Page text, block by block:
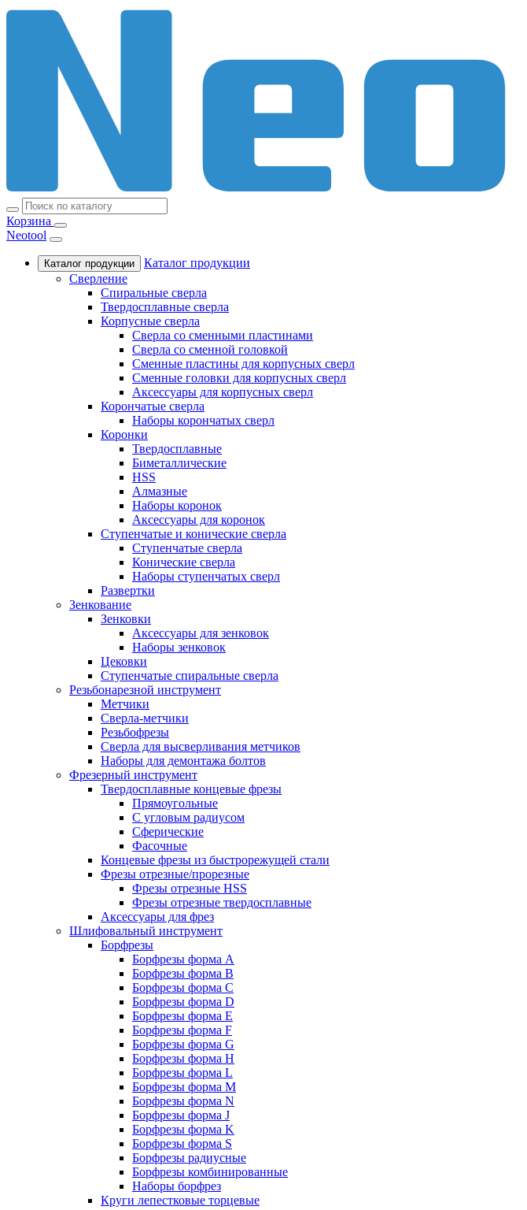
Корзина
Neotool
Каталог продукции
Каталог продукции
Сверление
Спиральные сверла
Твердосплавные сверла
Корпусные сверла
Сверла со сменными пластинами
Сверла со сменной головкой
Сменные пластины для корпусных сверл
Сменные головки для корпусных сверл
Аксессуары для корпусных сверл
Корончатые сверла
Наборы корончатых сверл
Коронки
Твердосплавные
Биметаллические
HSS
Алмазные
Наборы коронок
Аксессуары для коронок
Ступенчатые и конические сверла
Ступенчатые сверла
Конические сверла
Наборы ступенчатых сверл
Развертки
Зенкование
Зенковки
Аксессуары для зенковок
Наборы зенковок
Цековки
Ступенчатые спиральные сверла
Резьбонарезной инструмент
Метчики
Сверла-метчики
Резьбофрезы
Сверла для высверливания метчиков
Наборы для демонтажа болтов
Фрезерный инструмент
Твердосплавные концевые фрезы
Прямоугольные
С угловым радиусом
Сферические
Фасочные
Концевые фрезы из быстрорежущей стали
Фрезы отрезные/прорезные
Фрезы отрезные HSS
Фрезы отрезные твердосплавные
Аксессуары для фрез
Шлифовальный инструмент
Борфрезы
Борфрезы форма A
Борфрезы форма B
Борфрезы форма C
Борфрезы форма D
Борфрезы форма E
Борфрезы форма F
Борфрезы форма G
Борфрезы форма H
Борфрезы форма L
Борфрезы форма M
Борфрезы форма N
Борфрезы форма J
Борфрезы форма K
Борфрезы форма S
Борфрезы радиусные
Борфрезы комбинированные
Наборы борфрез
Круги лепестковые торцевые